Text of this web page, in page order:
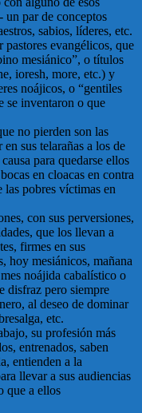
un par de conceptos
sabios, líderes, etc.
pastores evangélicos, que
mesiánico”, o títulos
ioresh, more, etc.) y
noájicos, o “gentiles
se inventaron o que
no pierden son las
sus telarañas a los de
para quedarse ellos
en cloacas en contra
las pobres víctimas en
con sus perversiones,
que los llevan a
firmes en sus
hoy mesiánicos, mañana
noájida cabalístico o
disfraz pero siempre
al deseo de dominar
etc.
su profesión más
entrenados, saben
entienden a la
llevar a sus audiencias
que a ellos